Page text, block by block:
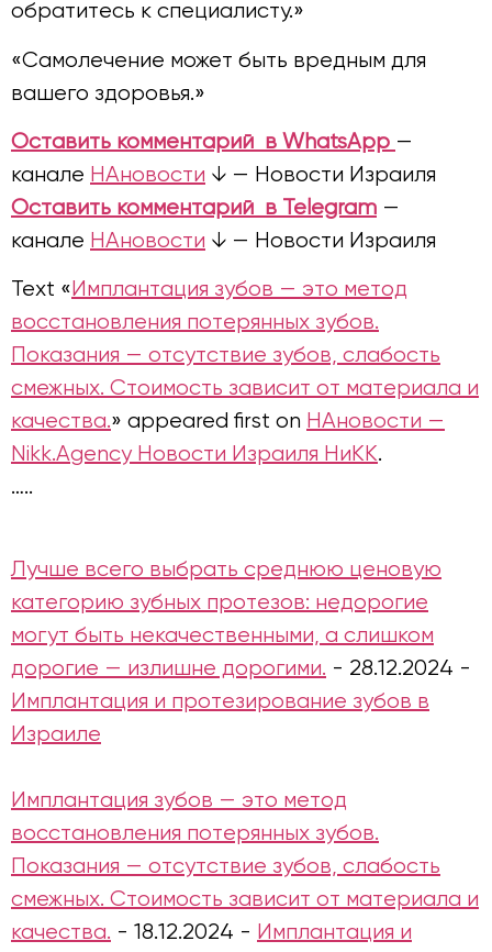
обратитесь к специалисту.»
«Самолечение может быть вредным для
вашего здоровья.»
Оставить комментарий в WhatsApp —
канале НАновости ↓ — Новости Израиля
Оставить комментарий в Telegram —
канале НАновости ↓ — Новости Израиля
Text «Имплантация зубов — это метод
восстановления потерянных зубов.
Показания — отсутствие зубов, слабость
смежных. Стоимость зависит от материала и
качества.» appeared first on НАновости —
Nikk.Agency Новости Израиля НиКК.
…..
Лучше всего выбрать среднюю ценовую
категорию зубных протезов: недорогие
могут быть некачественными, а слишком
дорогие — излишне дорогими. - 28.12.2024 -
Имплантация и протезирование зубов в
Израиле
Имплантация зубов — это метод
восстановления потерянных зубов.
Показания — отсутствие зубов, слабость
смежных. Стоимость зависит от материала и
качества. - 18.12.2024 - Имплантация и